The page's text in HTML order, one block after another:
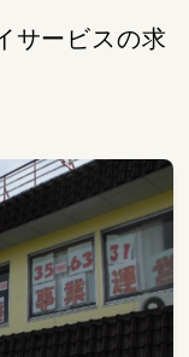
サービスの求